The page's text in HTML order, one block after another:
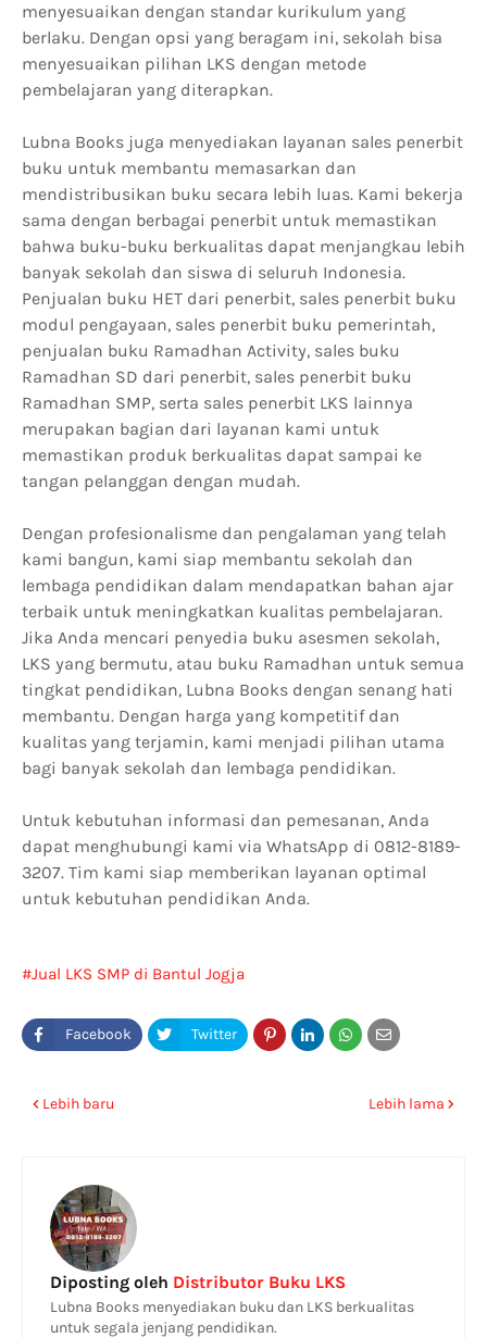
menyesuaikan dengan standar kurikulum yang
berlaku. Dengan opsi yang beragam ini, sekolah bisa
menyesuaikan pilihan LKS dengan metode
pembelajaran yang diterapkan.
Lubna Books juga menyediakan layanan sales penerbit
buku untuk membantu memasarkan dan
mendistribusikan buku secara lebih luas. Kami bekerja
sama dengan berbagai penerbit untuk memastikan
bahwa buku-buku berkualitas dapat menjangkau lebih
banyak sekolah dan siswa di seluruh Indonesia.
Penjualan buku HET dari penerbit, sales penerbit buku
modul pengayaan, sales penerbit buku pemerintah,
penjualan buku Ramadhan Activity, sales buku
Ramadhan SD dari penerbit, sales penerbit buku
Ramadhan SMP, serta sales penerbit LKS lainnya
merupakan bagian dari layanan kami untuk
memastikan produk berkualitas dapat sampai ke
tangan pelanggan dengan mudah.
Dengan profesionalisme dan pengalaman yang telah
kami bangun, kami siap membantu sekolah dan
lembaga pendidikan dalam mendapatkan bahan ajar
terbaik untuk meningkatkan kualitas pembelajaran.
Jika Anda mencari penyedia buku asesmen sekolah,
LKS yang bermutu, atau buku Ramadhan untuk semua
tingkat pendidikan, Lubna Books dengan senang hati
membantu. Dengan harga yang kompetitif dan
kualitas yang terjamin, kami menjadi pilihan utama
bagi banyak sekolah dan lembaga pendidikan.
Untuk kebutuhan informasi dan pemesanan, Anda
dapat menghubungi kami via WhatsApp di 0812-8189-
3207. Tim kami siap memberikan layanan optimal
untuk kebutuhan pendidikan Anda.
Jual LKS SMP di Bantul Jogja
Lebih baru Lebih lama
Diposting oleh Distributor Buku LKS
Lubna Books menyediakan buku dan LKS berkualitas
untuk segala jenjang pendidikan.